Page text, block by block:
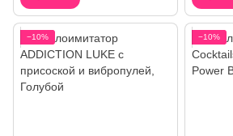
−10% −10%